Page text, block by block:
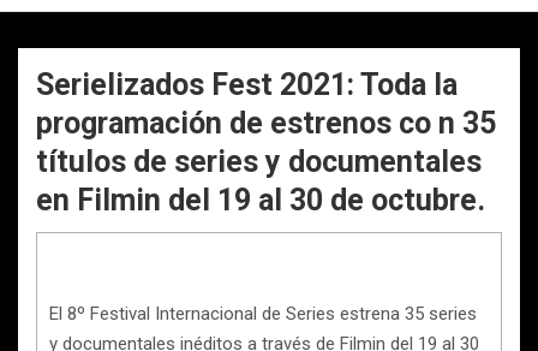
Serielizados Fest 2021: Toda la
programación de estrenos co n 35
títulos de series y documentales
en Filmin del 19 al 30 de octubre.
El 8º Festival Internacional de Series estrena 35 series
y documentales inéditos a través de Filmin del 19 al 30